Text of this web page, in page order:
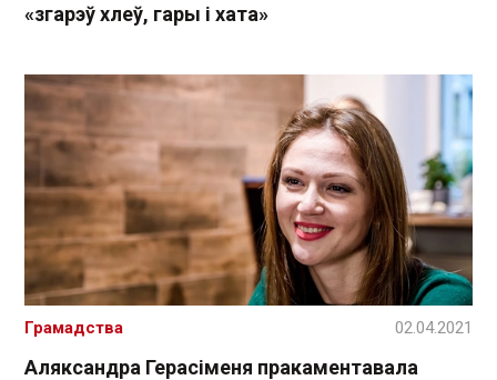
«згарэў хлеў, гары і хата»
Аляксандра Герасіменя пракаментавала
Грамадства 02.04.2021